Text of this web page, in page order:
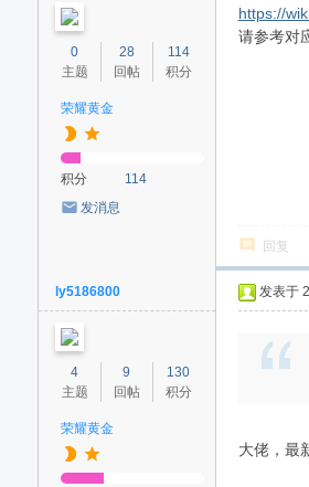
0
主题
28
回帖
114
积分
荣耀黄金
积分
114
发消息
https://
请参考对
回复
ly5186800
4
主题
9
回帖
130
积分
荣耀黄金
发表于
大佬，最